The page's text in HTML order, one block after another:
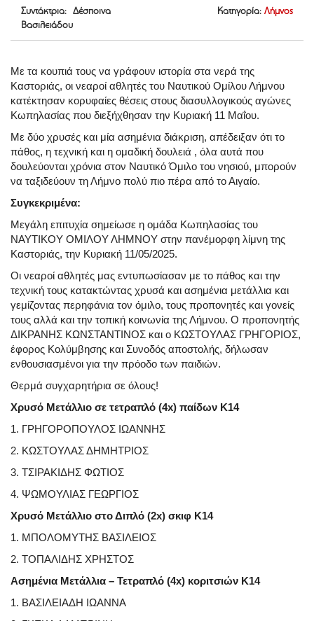
Συντάκτρια: Δέσποινα
Βασιλειάδου
Κατηγορία: Λήμνος
Με τα κουπιά τους να γράφουν ιστορία στα νερά της
Καστοριάς, οι νεαροί αθλητές του Ναυτικού Ομίλου Λήμνου
κατέκτησαν κορυφαίες θέσεις στους διασυλλογικούς αγώνες
Κωπηλασίας που διεξήχθησαν την Κυριακή 11 Μαΐου.
Με δύο χρυσές και μία ασημένια διάκριση, απέδειξαν ότι το
πάθος, η τεχνική και η ομαδική δουλειά , όλα αυτά που
δουλεύονται χρόνια στον Ναυτικό Όμιλο του νησιού, μπορούν
να ταξιδεύουν τη Λήμνο πολύ πιο πέρα από το Αιγαίο.
Συγκεκριμένα:
Μεγάλη επιτυχία σημείωσε η ομάδα Κωπηλασίας του
ΝΑΥΤΙΚΟΥ ΟΜΙΛΟΥ ΛΗΜΝΟΥ στην πανέμορφη λίμνη της
Καστοριάς, την Κυριακή 11/05/2025.
Οι νεαροί αθλητές μας εντυπωσίασαν με το πάθος και την
τεχνική τους κατακτώντας χρυσά και ασημένια μετάλλια και
γεμίζοντας περηφάνια τον όμιλο, τους προπονητές και γονείς
τους αλλά και την τοπική κοινωνία της Λήμνου. Ο προπονητής
ΔΙΚΡΑΝΗΣ ΚΩΝΣΤΑΝΤΙΝΟΣ και ο ΚΩΣΤΟΥΛΑΣ ΓΡΗΓΟΡΙΟΣ,
έφορος Κολύμβησης και Συνοδός αποστολής, δήλωσαν
ενθουσιασμένοι για την πρόοδο των παιδιών.
Θερμά συγχαρητήρια σε όλους!
Χρυσό Μετάλλιο σε τετραπλό (4x) παίδων Κ14
1. ΓΡΗΓΟΡΟΠΟΥΛΟΣ ΙΩΑΝΝΗΣ
2. ΚΩΣΤΟΥΛΑΣ ΔΗΜΗΤΡΙΟΣ
3. ΤΣΙΡΑΚΙΔΗΣ ΦΩΤΙΟΣ
4. ΨΩΜΟΥΛΙΑΣ ΓΕΩΡΓΙΟΣ
Χρυσό Μετάλλιο στο Διπλό (2x) σκιφ Κ14
1. ΜΠΟΛΟΜΥΤΗΣ ΒΑΣΙΛΕΙΟΣ
2. ΤΟΠΑΛΙΔΗΣ ΧΡΗΣΤΟΣ
Ασημένια Μετάλλια – Τετραπλό (4x) κοριτσιών Κ14
1. ΒΑΣΙΛΕΙΑΔΗ ΙΩΑΝΝΑ